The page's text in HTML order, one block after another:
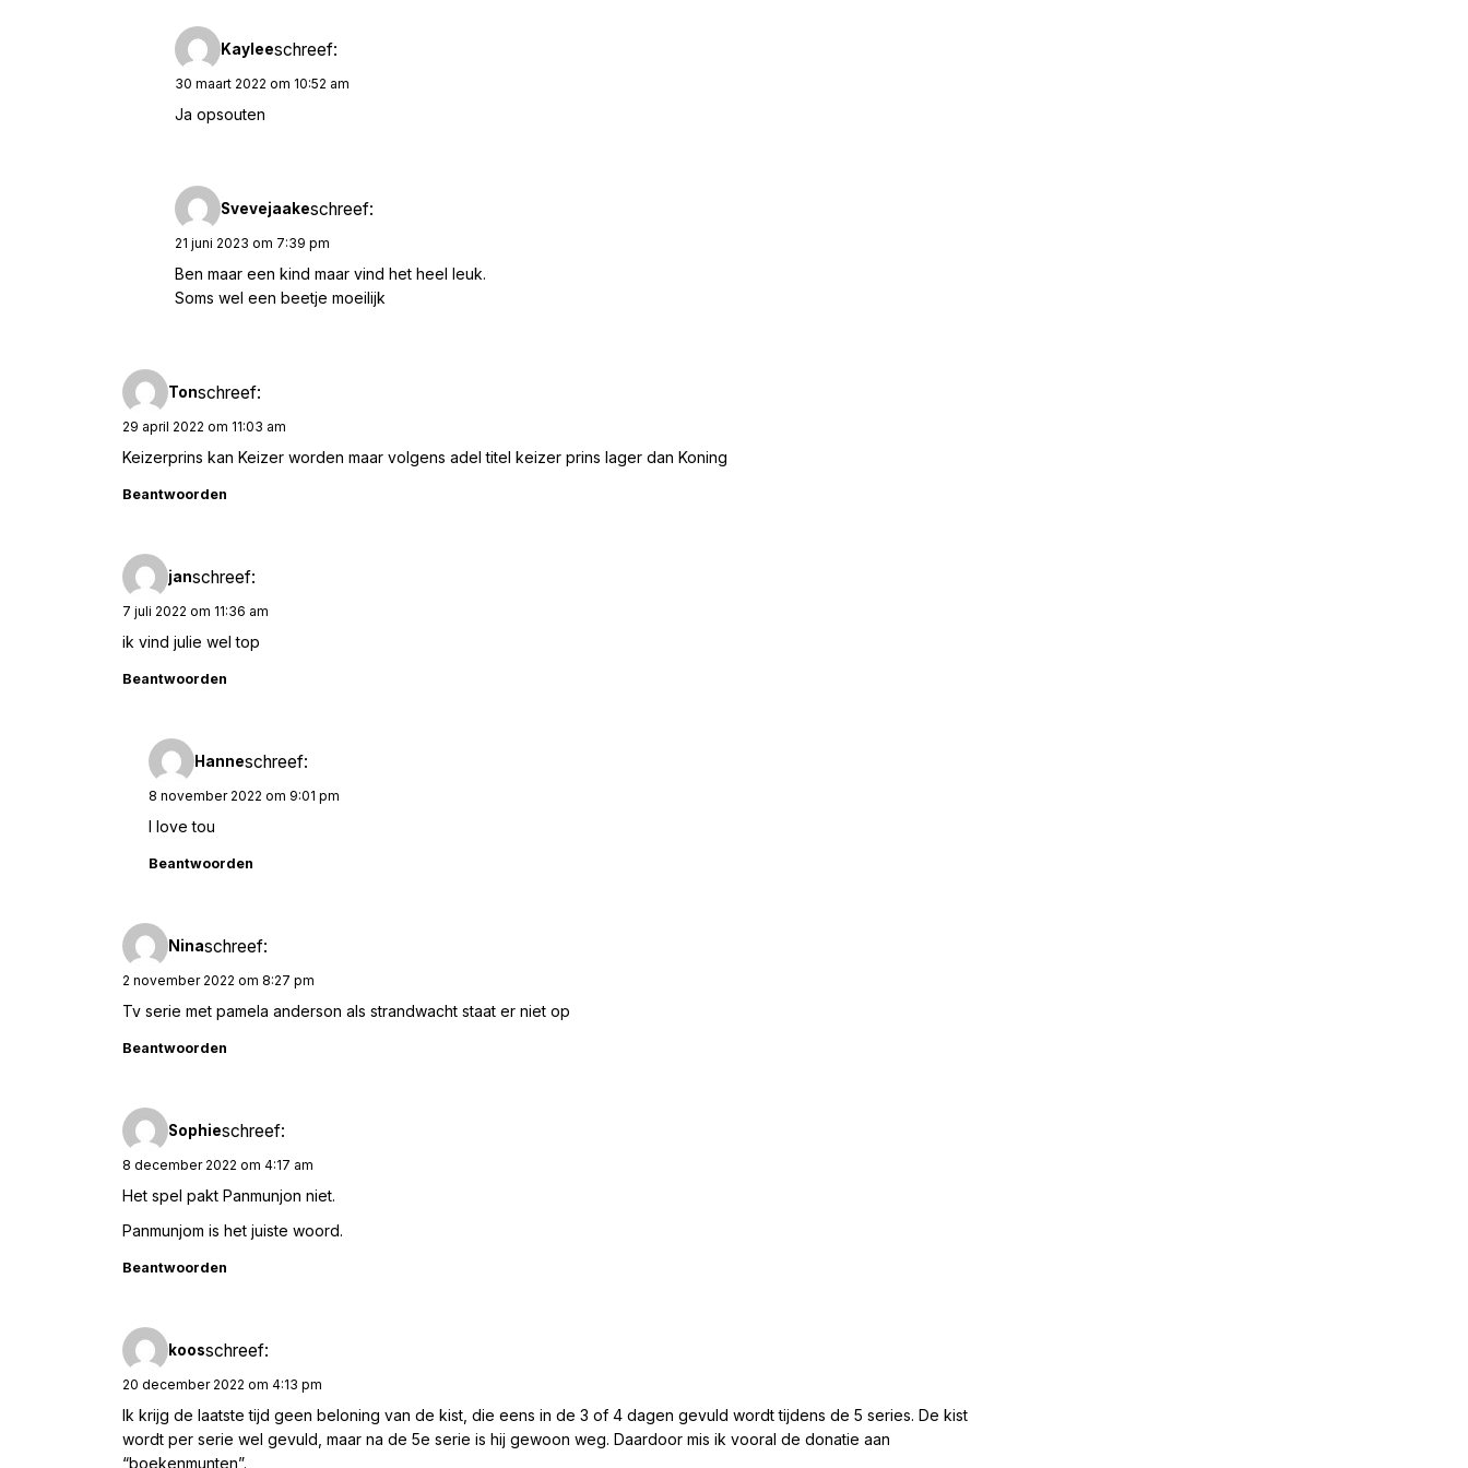
Kayleeschreef:
30 maart 2022 om 10:52 am
Ja opsouten
Svevejaakeschreef:
21 juni 2023 om 7:39 pm
Ben maar een kind maar vind het heel leuk.
Soms wel een beetje moeilijk
Tonschreef:
29 april 2022 om 11:03 am
Keizerprins kan Keizer worden maar volgens adel titel keizer prins lager dan Koning
Beantwoorden
janschreef:
7 juli 2022 om 11:36 am
ik vind julie wel top
Beantwoorden
Hanneschreef:
8 november 2022 om 9:01 pm
I love tou
Beantwoorden
Ninaschreef:
2 november 2022 om 8:27 pm
Tv serie met pamela anderson als strandwacht staat er niet op
Beantwoorden
Sophieschreef:
8 december 2022 om 4:17 am
Het spel pakt Panmunjon niet.
Panmunjom is het juiste woord.
Beantwoorden
koosschreef:
20 december 2022 om 4:13 pm
Ik krijg de laatste tijd geen beloning van de kist, die eens in de 3 of 4 dagen gevuld wordt tijdens de 5 series. De kist
wordt per serie wel gevuld, maar na de 5e serie is hij gewoon weg. Daardoor mis ik vooral de donatie aan
“boekenmunten”.